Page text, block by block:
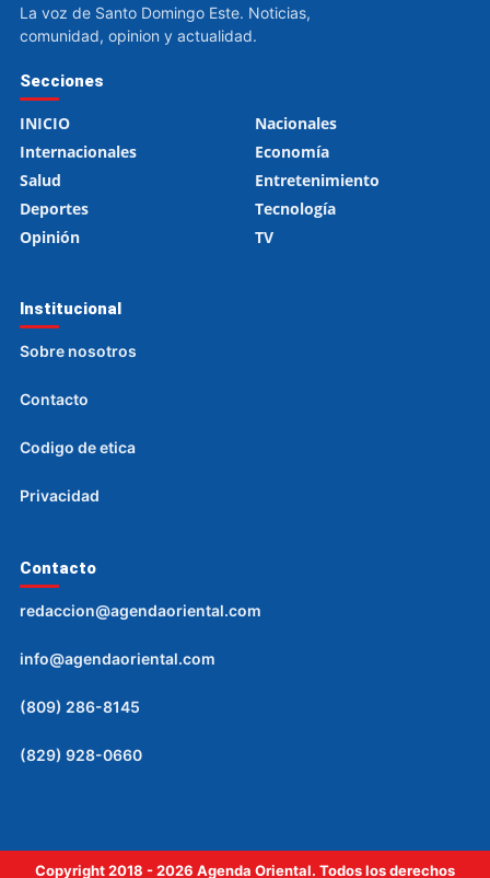
La voz de Santo Domingo Este. Noticias,
comunidad, opinion y actualidad.
Secciones
INICIO
Nacionales
Internacionales
Economía
Salud
Entretenimiento
Deportes
Tecnología
Opinión
TV
Institucional
Sobre nosotros
Contacto
Codigo de etica
Privacidad
Contacto
redaccion@agendaoriental.com
info@agendaoriental.com
(809) 286-8145
(829) 928-0660
Copyright 2018 - 2026 Agenda Oriental. Todos los derechos